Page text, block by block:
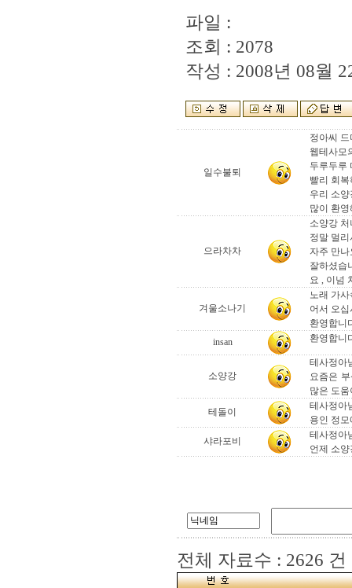
파일 :
조회 : 2078
작성 : 2008년 08월
일수불퇴
정아씨
웹테사모
두루두루
빨리 회
우리 소
많이 환
으라차차
소양강
정말 멀
자주 만
잘하셨습
요 , 이넘
겨울소나기
노래 가
어서 오십
환영합니
insan
환영합니
소양강
테사정아
요즘은
많은 도
테돌이
테사정아
용인 정
샤라포비
테사정아
언제 소
전체 자료수 : 2626 건